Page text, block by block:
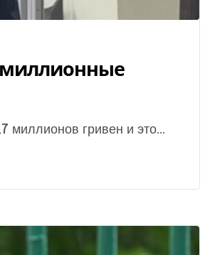
миллионные
миллионов гривен и это...